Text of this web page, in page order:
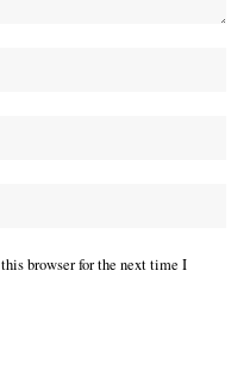
browser for the next time I